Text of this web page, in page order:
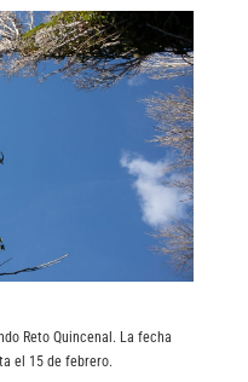
Reto Quincenal. La fecha
el 15 de febrero.